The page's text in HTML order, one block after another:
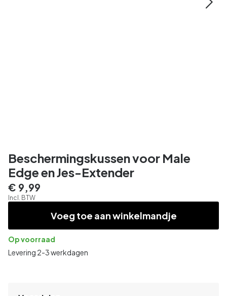
Beschermingskussen voor Male
Edge en Jes-Extender
€ 9,99
Incl. BTW
Voeg toe aan winkelmandje
Op voorraad
Levering 2-3 werkdagen